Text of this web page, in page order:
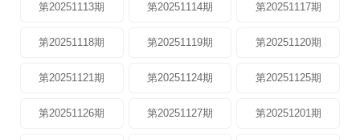
第20251113期 第20251114期 第20251117期
第20251118期 第20251119期 第20251120期
第20251121期 第20251124期 第20251125期
第20251126期 第20251127期 第20251201期